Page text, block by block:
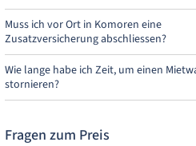
Grundsätzlich kannst Du den
Tageszeit zurückgeben. Wichtig ist nur,
Mietwagen nicht später als bei der
angegeben, abgibst.
Muss ich vor Ort in Komoren eine
Zusatzversicherung abschliessen?
Buche am besten über uns die
ohne Selbstbeteiligung. So musst Du
weitere Versicherung abschliessen.
Wie lange habe ich Zeit, um einen
stornieren?
Du hast bis zu 24 Stunden vor
Stornieren.
Fragen zum Preis